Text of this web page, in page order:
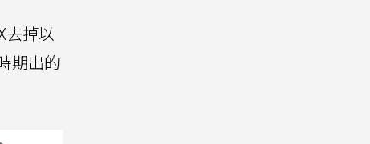
去掉以
期出的